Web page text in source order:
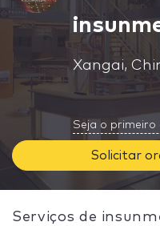
Xangai,
Seja o primeiro
Solicitar
Serviços de